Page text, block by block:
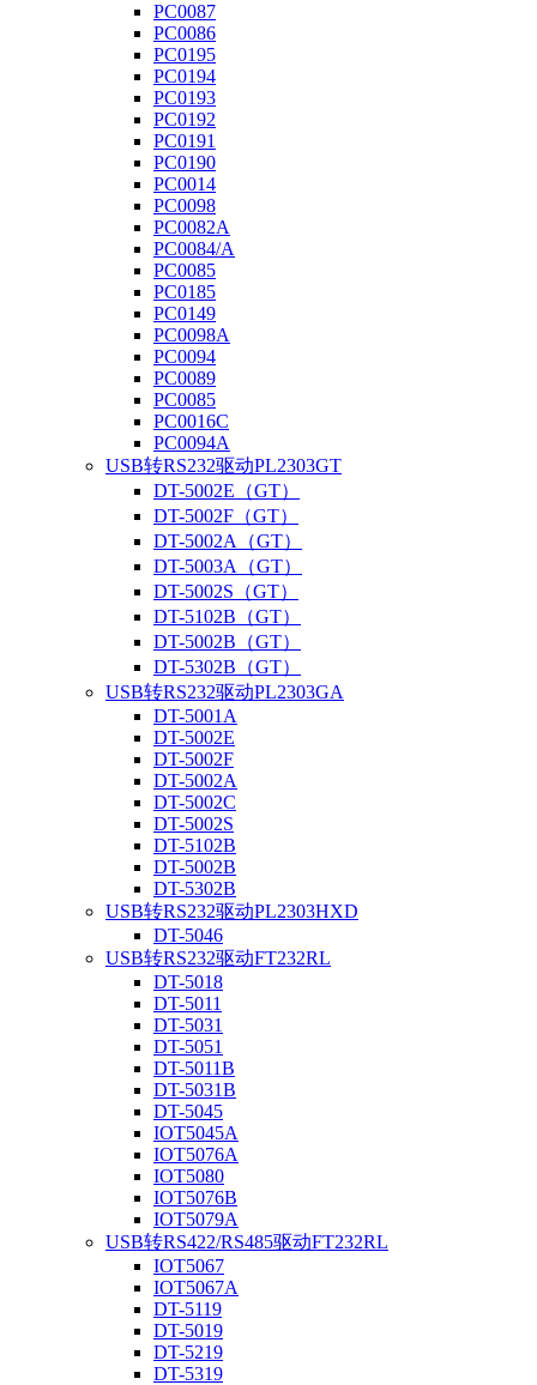
PC0087
PC0086
PC0195
PC0194
PC0193
PC0192
PC0191
PC0190
PC0014
PC0098
PC0082A
PC0084/A
PC0085
PC0185
PC0149
PC0098A
PC0094
PC0089
PC0085
PC0016C
PC0094A
USB转RS232驱动PL2303GT
DT-5002E（GT）
DT-5002F（GT）
DT-5002A（GT）
DT-5003A（GT）
DT-5002S（GT）
DT-5102B（GT）
DT-5002B（GT）
DT-5302B（GT）
USB转RS232驱动PL2303GA
DT-5001A
DT-5002E
DT-5002F
DT-5002A
DT-5002C
DT-5002S
DT-5102B
DT-5002B
DT-5302B
USB转RS232驱动PL2303HXD
DT-5046
USB转RS232驱动FT232RL
DT-5018
DT-5011
DT-5031
DT-5051
DT-5011B
DT-5031B
DT-5045
IOT5045A
IOT5076A
IOT5080
IOT5076B
IOT5079A
USB转RS422/RS485驱动FT232RL
IOT5067
IOT5067A
DT-5119
DT-5019
DT-5219
DT-5319